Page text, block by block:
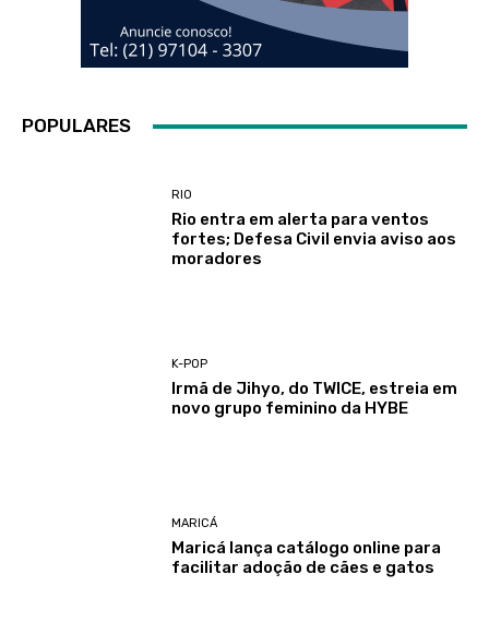
POPULARES
RIO
Rio entra em alerta para ventos
fortes; Defesa Civil envia aviso aos
moradores
K-POP
Irmã de Jihyo, do TWICE, estreia em
novo grupo feminino da HYBE
MARICÁ
Maricá lança catálogo online para
facilitar adoção de cães e gatos